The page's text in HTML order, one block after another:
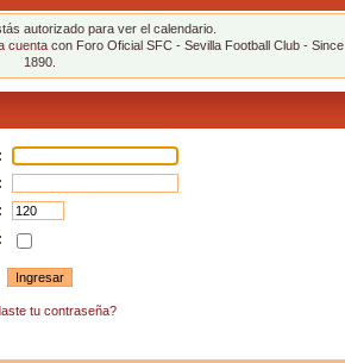
autorizado para ver el calendario.
cuenta con Foro Oficial SFC - Sevilla Football Club - Since
1890.
tu contraseña?